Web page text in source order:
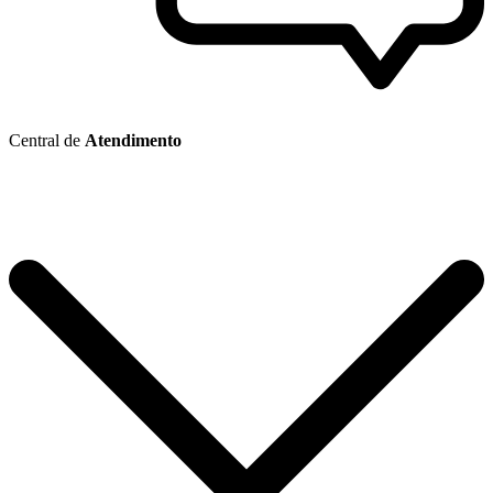
Central de Atendimento